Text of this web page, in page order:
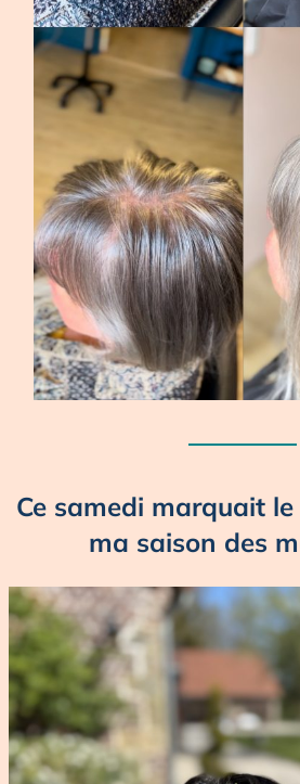
Ce samedi marquait
ma saison des